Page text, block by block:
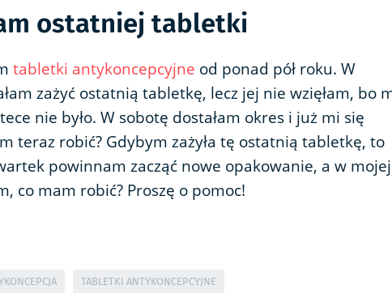
ostatniej tabletki
tabletki antykoncepcyjne od ponad pół roku. W
zażyć ostatnią tabletkę, lecz jej nie wzięłam, bo
nie było. W sobotę dostałam okres i już mi się
teraz robić? Gdybym zażyła tę ostatnią tabletkę, to
powinnam zacząć nowe opakowanie, a w mojej
co mam robić? Proszę o pomoc!
TABLETKI ANTYKONCEPCYJNE